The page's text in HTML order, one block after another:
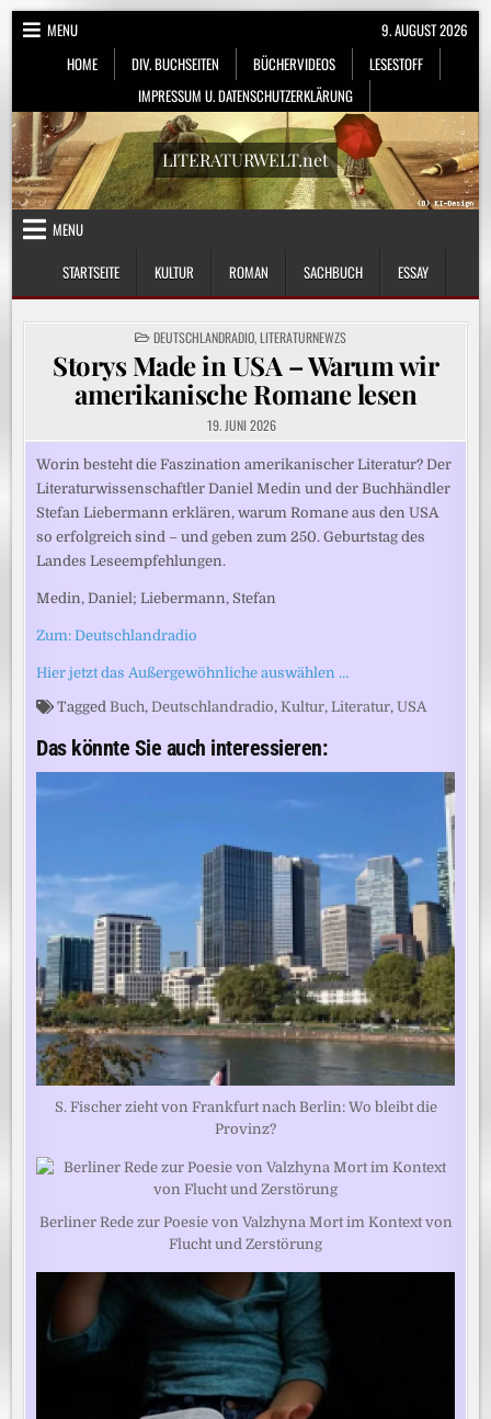
Skip
MENU
HOME
DIV. BUCHSEITEN BÜCHERVIDEOS
LESESTOFF
IMPRESSUM U. DATENSCHUTZERKLÄRUNG
9. AUGUST 2026
LITERATURWELT.net
MENU
STARTSEITE
KULTUR ROMAN SACHBUCH ESSAY
POSTED
IN
DEUTSCHLANDRADIO,LITERATURNEWZS
Storys Made in USA – Warum wir
amerikanische Romane lesen
19. JUNI 2026
Worin besteht die Faszination amerikanischer Literatur? Der
Literaturwissenschaftler Daniel Medin und der Buchhändler
Stefan Liebermann erklären, warum Romane aus den USA
so erfolgreich sind – und geben zum 250. Geburtstag des
Landes Leseempfehlungen.
Medin, Daniel; Liebermann, Stefan
Zum: Deutschlandradio
Hier jetzt das Außergewöhnliche auswählen …
Tagged Buch, Deutschlandradio,Kultur,Literatur,USA
Das könnte Sie auch interessieren:
S. Fischer zieht von Frankfurt nach Berlin: Wo bleibt die
Provinz?
Berliner Rede zur Poesie von Valzhyna Mort im Kontext von
Flucht und Zerstörung